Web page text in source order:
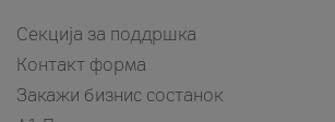
Секција за поддршка
Контакт форма
Закажи бизнис состанок